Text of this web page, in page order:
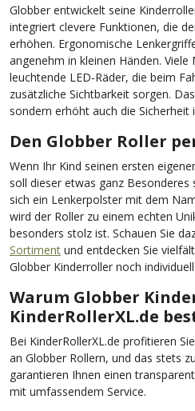
Globber entwickelt seine
integriert clevere Funktionen, die
erhöhen. Ergonomische
angenehm in kleinen Händen.
leuchtende LED-Räder, die beim
zusätzliche Sichtbarkeit sorgen.
sondern erhöht auch die Sicherheit
Den Globber Roller
Wenn Ihr Kind seinen ersten
soll dieser etwas ganz
sich ein Lenkerpolster mit dem
wird der Roller zu einem echten
besonders stolz ist. Schauen Sie
Sortiment und entdecken Sie
Globber Kinderroller noch
Warum Globber
KinderRollerXL.de
Bei KinderRollerXL.de profitieren
an Globber Rollern, und das stets
garantieren Ihnen einen
mit umfassendem Service.